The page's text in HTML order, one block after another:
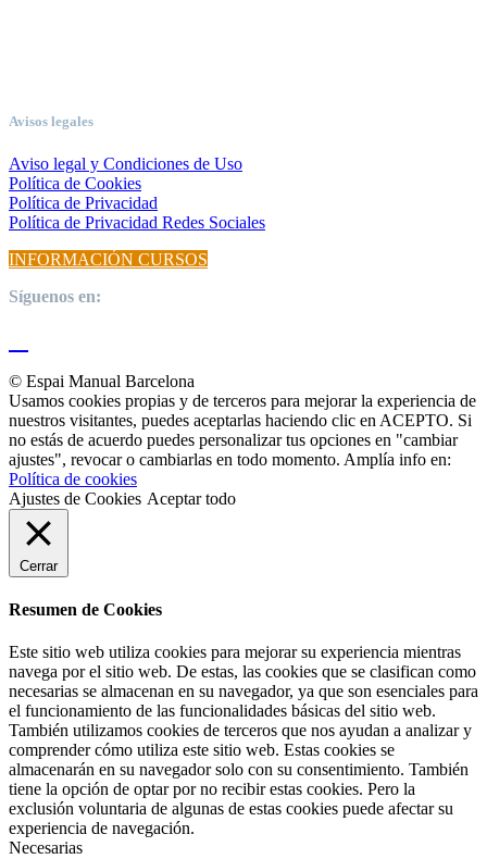
Avisos legales
Aviso legal y Condiciones de Uso
Política de Cookies
Política de Privacidad
Política de Privacidad Redes Sociales
INFORMACIÓN CURSOS
Síguenos en:
© Espai Manual Barcelona
Usamos cookies propias y de terceros para mejorar la experiencia de
nuestros visitantes, puedes aceptarlas haciendo clic en ACEPTO. Si
no estás de acuerdo puedes personalizar tus opciones en "cambiar
ajustes", revocar o cambiarlas en todo momento. Amplía info en:
Política de cookies
Ajustes de Cookies Aceptar todo
Cerrar
Resumen de Cookies
Este sitio web utiliza cookies para mejorar su experiencia mientras
navega por el sitio web. De estas, las cookies que se clasifican como
necesarias se almacenan en su navegador, ya que son esenciales para
el funcionamiento de las funcionalidades básicas del sitio web.
También utilizamos cookies de terceros que nos ayudan a analizar y
comprender cómo utiliza este sitio web. Estas cookies se
almacenarán en su navegador solo con su consentimiento. También
tiene la opción de optar por no recibir estas cookies. Pero la
exclusión voluntaria de algunas de estas cookies puede afectar su
experiencia de navegación.
Necesarias